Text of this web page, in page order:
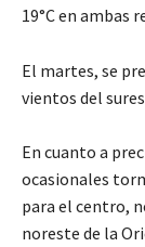
19°C en ambas
El martes, se
vientos del
En cuanto a
ocasionales
para el centro,
noreste de la